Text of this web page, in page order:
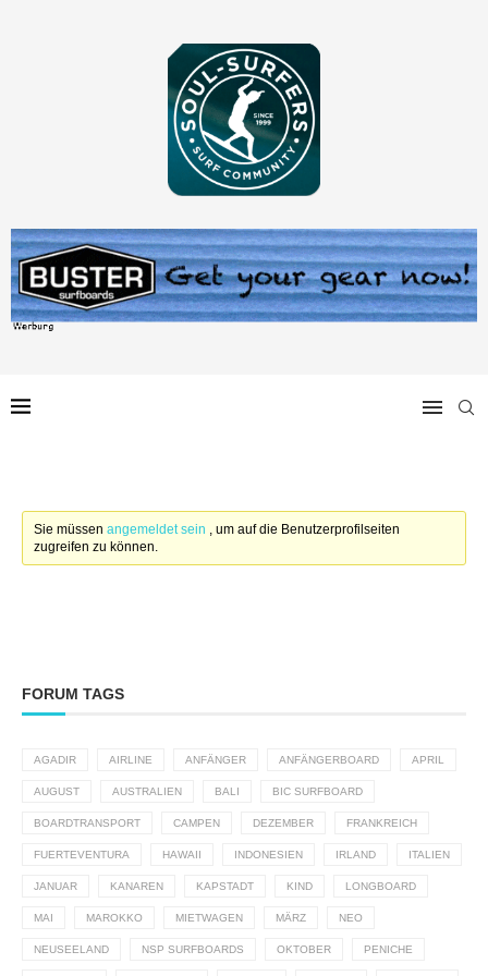
Sie müssenangemeldet sein , um auf die Benutzerprofilseiten
zugreifen zu können.
FORUM TAGS
AGADIR AIRLINE ANFÄNGER ANFÄNGERBOARD APRIL
AUGUST AUSTRALIEN BALI BIC SURFBOARD
BOARDTRANSPORT CAMPEN DEZEMBER FRANKREICH
FUERTEVENTURA HAWAII INDONESIEN IRLAND ITALIEN
JANUAR KANAREN KAPSTADT KIND LONGBOARD
MAI MAROKKO MIETWAGEN MÄRZ NEO
NEUSEELAND NSP SURFBOARDS OKTOBER PENICHE